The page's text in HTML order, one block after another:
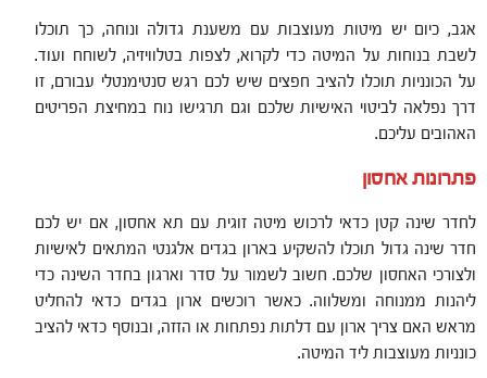
אגב, כיום יש מיטות מעוצבות עם משענת גדולה ונוחה, כך תוכלו
לשבת בנוחות על המיטה כדי לקרוא, לצפות בטלוויזיה, לשוחח ועוד.
על הכונניות תוכלו להציב חפצים שיש לכם רגש סנטימנטלי עבורם, זו
דרך נפלאה לביטוי האישיות שלכם וגם תרגישו נוח במחיצת הפריטים
האהובים עליכם.
פתרונות אחסון
לחדר שינה קטן כדאי לרכוש מיטה זוגית עם תא אחסון, אם יש לכם
חדר שינה גדול תוכלו להשקיע בארון בגדים אלגנטי המתאים לאישיות
ולצורכי האחסון שלכם. חשוב לשמור על סדר וארגון בחדר השינה כדי
ליהנות ממנוחה ומשלווה. כאשר רוכשים ארון בגדים כדאי להחליט
מראש האם צריך ארון עם דלתות נפתחות או הזזה, ובנוסף כדאי להציב
כונניות מעוצבות ליד המיטה.